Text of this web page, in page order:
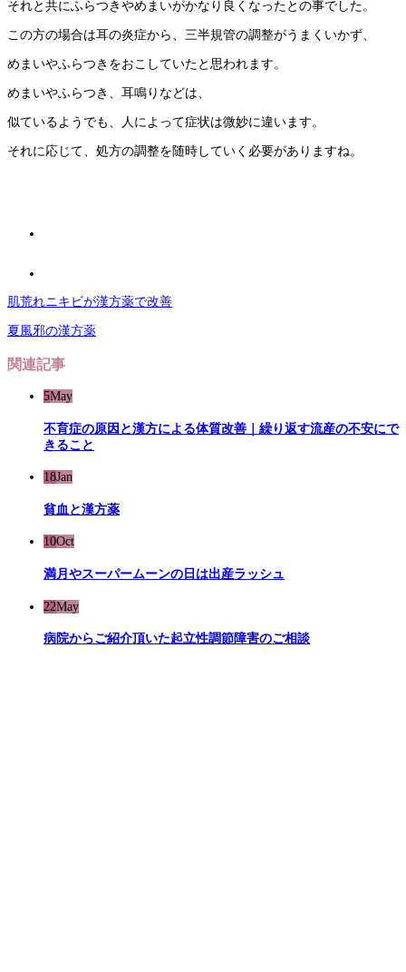
それと共にふらつきやめまいがかなり良くなったとの事でした。
この方の場合は耳の炎症から、三半規管の調整がうまくいかず、
めまいやふらつきをおこしていたと思われます。
めまいやふらつき、耳鳴りなどは、
似ているようでも、人によって症状は微妙に違います。
それに応じて、処方の調整を随時していく必要がありますね。
肌荒れニキビが漢方薬で改善
夏風邪の漢方薬
関連記事
5May
不育症の原因と漢方による体質改善｜繰り返す流産の不安にで
きること
18Jan
貧血と漢方薬
10Oct
満月やスーパームーンの日は出産ラッシュ
22May
病院からご紹介頂いた起立性調節障害のご相談